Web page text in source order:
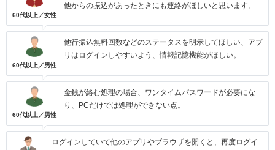
60代以上／女性
他からの振込があったときにも連絡がほしいと思います。
60代以上／男性
他行振込無料回数などのステータスを明示してほしい、アプ
リはログインしやすいよう、情報記憶機能がほしい。
60代以上／男性
金銭が絡む処理の場合、ワンタイムパスワードが必要にな
り、PCだけでは処理ができない点。
ログインしていて他のアプリやブラウザを開くと、再度ログイ